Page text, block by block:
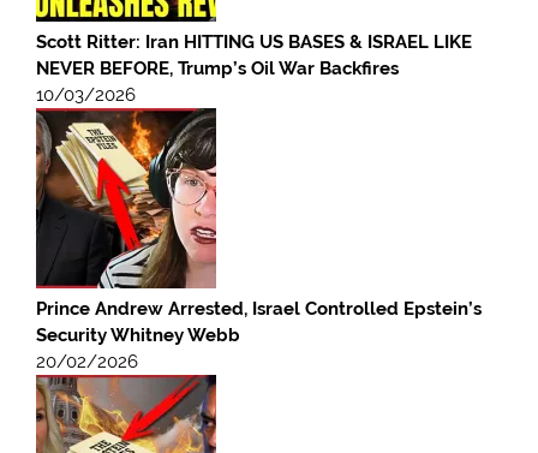
Scott Ritter: Iran HITTING US BASES & ISRAEL LIKE
NEVER BEFORE, Trump’s Oil War Backfires
10/03/2026
Prince Andrew Arrested, Israel Controlled Epstein’s
Security Whitney Webb
20/02/2026